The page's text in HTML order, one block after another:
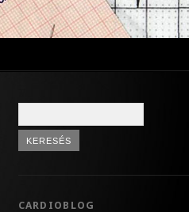
CARDIOBLOG